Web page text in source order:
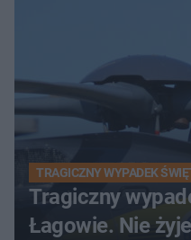
TRAGICZNY WYPADEK
Tragiczny
Łagowie. Nie